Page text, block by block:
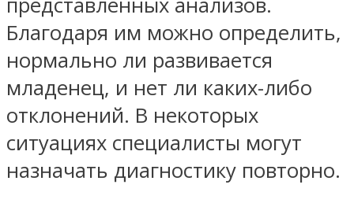
Благодаря им можно определить,
нормально ли развивается
младенец, и нет ли каких-либо
отклонений. В некоторых
ситуациях специалисты могут
назначать диагностику повторно.